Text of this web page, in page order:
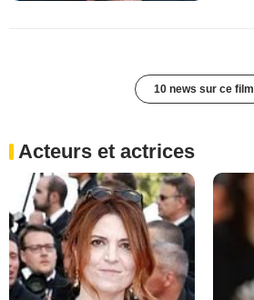
10 news sur ce film
Acteurs et actrices